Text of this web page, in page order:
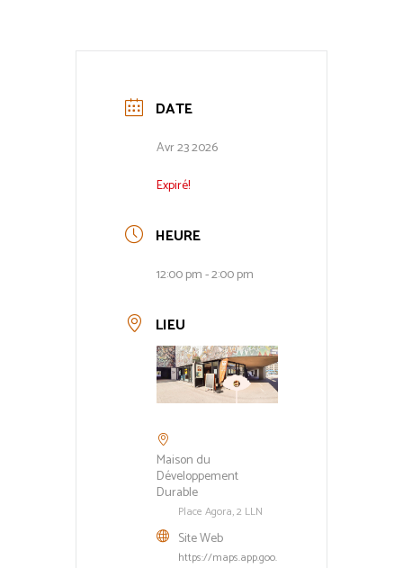
DATE
Avr 23 2026
Expiré!
HEURE
12:00 pm - 2:00 pm
LIEU
Maison du
Développement
Durable
Place Agora, 2 LLN
Site Web
https://maps.app.goo.